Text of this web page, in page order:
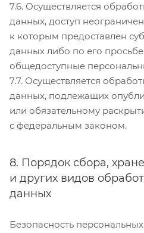
7.6. Осуществляется
данных, доступ
к которым предоставлен
данных либо по его
общедоступные
7.7. Осуществляется
данных, подлежащих
или обязательному
с федеральным законом.
8. Порядок сбора,
и других видов
данных
Безопасность